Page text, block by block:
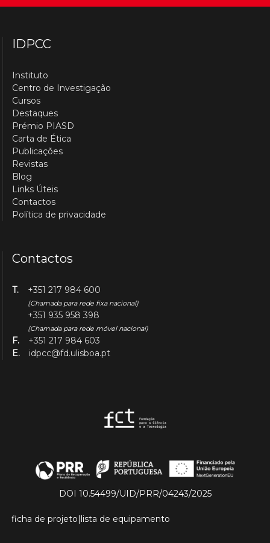
IDPCC
Instituto
Centro de Investigação
Cursos
Destaques
Prémio PIASD
Carta de Ética
Publicações
Revistas
Blog
Links Úteis
Contactos
Política de privacidade
Contactos
T. +351 217 984 600
(Chamada para rede fixa nacional)
+351 935 958 398
(Chamada para rede móvel nacional)
F.
+351 217 984 603
E.
idpcc@fd.ulisboa.pt
DOI 10.54499/UID/PRR/04243/2025
ficha de projeto|lista de equipamento